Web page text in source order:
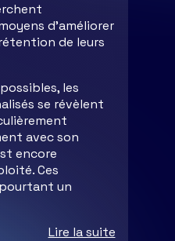
d'améliorer
de leurs
les
se révèlent
avec son
encore
Ces
un
Lire la suite